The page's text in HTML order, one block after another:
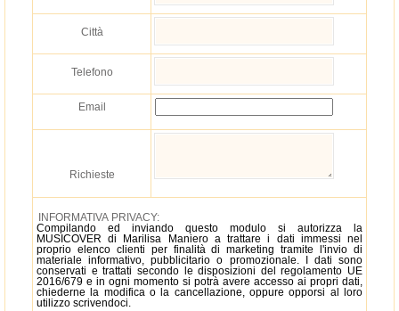
Città
Telefono
Email
Richieste
INFORMATIVA PRIVACY:
Compilando ed inviando questo modulo si autorizza la
MUSICOVER di Marilisa Maniero a trattare i dati immessi nel
proprio elenco clienti per finalità di marketing tramite l'invio di
materiale informativo, pubblicitario o promozionale. I dati sono
conservati e trattati secondo le disposizioni del regolamento UE
2016/679 e in ogni momento si potrà avere accesso ai propri dati,
chiederne la modifica o la cancellazione, oppure opporsi al loro
utilizzo scrivendoci.